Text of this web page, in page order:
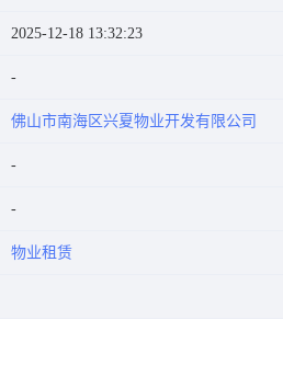
2025-12-18 13:32:23
佛山市南海区兴夏物业开发有限公司
物业租赁